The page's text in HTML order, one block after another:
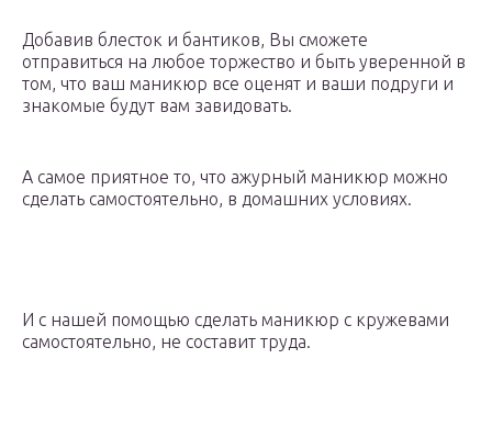
Добавив блесток и бантиков, Вы сможете
отправиться на любое торжество и быть уверенной в
том, что ваш маникюр все оценят и ваши подруги и
знакомые будут вам завидовать.
А самое приятное то, что ажурный маникюр можно
сделать самостоятельно, в домашних условиях.
И с нашей помощью сделать маникюр с кружевами
самостоятельно, не составит труда.